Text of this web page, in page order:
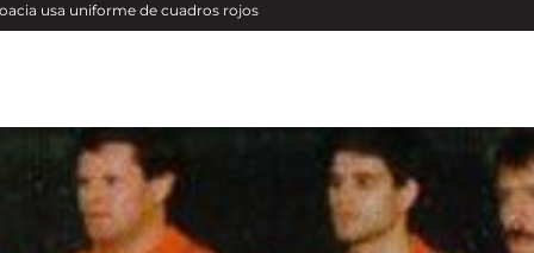
usa uniforme de cuadros rojos